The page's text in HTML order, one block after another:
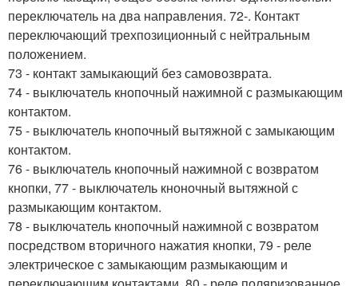
переключатель на два направления. 72-. Контакт
переключающий трехпозиционный с нейтральным
положением.
73 - контакт замыкающий без самовозврата.
74 - выключатель кнопочный нажимной с размыкающим
контактом.
75 - выключатель кнопочный вытяжной с замыкающим
контактом.
76 - выключатель кнопочный нажимной с возвратом
кнопки, 77 - выключатель кноночный вытяжной с
размыкающим контактом.
78 - выключатель кнопочный нажимной с возвратом
посредством вторичного нажатия кнопки, 79 - реле
электрическое с замыкающим размыкающим и